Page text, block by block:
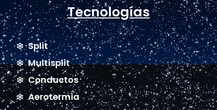
Tecnologías
Split
Multisplit
Conductos
Aerotermia